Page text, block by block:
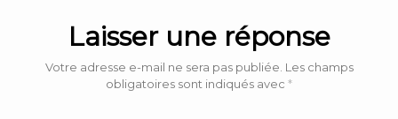
Laisser une réponse
Votre adresse e-mail ne sera pas publiée. Les champs
obligatoires sont indiqués avec *